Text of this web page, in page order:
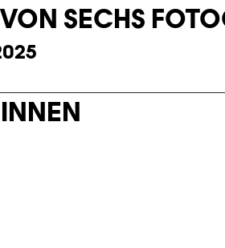
SECHS